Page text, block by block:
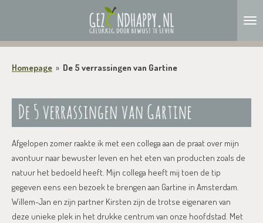
naar
hoofdinhoud
Homepage » De 5 verrassingen van Gartine
Afgelopen zomer raakte ik met een collega aan de praat over mijn
avontuur naar bewuster leven en het eten van producten zoals de
natuur het bedoeld heeft. Mijn collega heeft mij toen de tip
gegeven eens een bezoek te brengen aan Gartine in Amsterdam.
Willem-Jan en zijn partner Kirsten zijn de trotse eigenaren van
deze unieke plek in het drukke centrum van onze hoofdstad. Met